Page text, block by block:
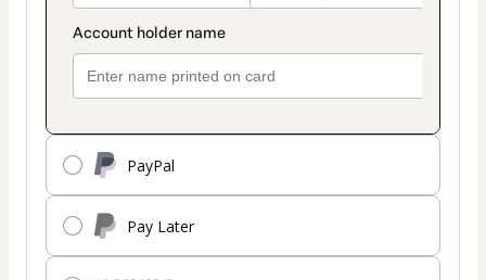
PayPal
Pay Later